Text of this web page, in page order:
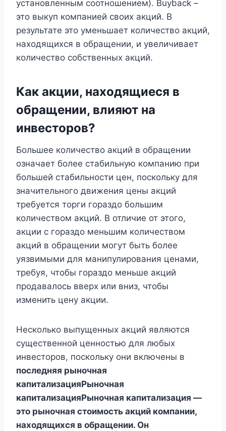
установленным соотношением). Buyback –
это выкуп компанией своих акций. В
результате это уменьшает количество акций,
находящихся в обращении, и увеличивает
количество собственных акций.
Как акции, находящиеся в
обращении, влияют на
инвесторов?
Большее количество акций в обращении
означает более стабильную компанию при
большей стабильности цен, поскольку для
значительного движения цены акций
требуется торги гораздо большим
количеством акций. В отличие от этого,
акции с гораздо меньшим количеством
акций в обращении могут быть более
уязвимыми для манипулирования ценами,
требуя, чтобы гораздо меньше акций
продавалось вверх или вниз, чтобы
изменить цену акции.
Несколько выпущенных акций являются
существенной ценностью для любых
инвесторов, поскольку они включены в
последняя рыночная
капитализацияРыночная
капитализацияРыночная капитализация —
это рыночная стоимость акций компании,
находящихся в обращении. Он